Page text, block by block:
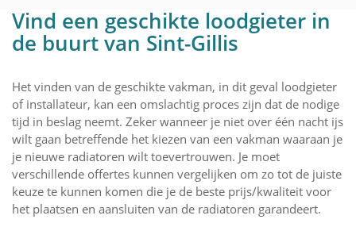
Vind een geschikte loodgieter in
de buurt van Sint-Gillis
Het vinden van de geschikte vakman, in dit geval loodgieter
of installateur, kan een omslachtig proces zijn dat de nodige
tijd in beslag neemt. Zeker wanneer je niet over één nacht ijs
wilt gaan betreffende het kiezen van een vakman waaraan je
je nieuwe radiatoren wilt toevertrouwen. Je moet
verschillende offertes kunnen vergelijken om zo tot de juiste
keuze te kunnen komen die je de beste prijs/kwaliteit voor
het plaatsen en aansluiten van de radiatoren garandeert.